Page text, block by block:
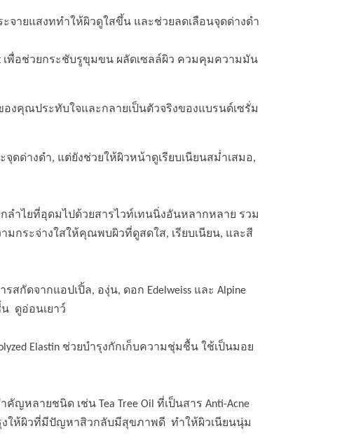
จายแสงททำให้ผิวดูใสขึ้น และช่วยลดเลือนจุดด่างดำ
เพื่อช่วยกระชับรูขุมขน ผลัดเซลล์ผิว ควมคุมความมัน
คุณประทับใจและกลายเป็นตัวจริงของแบรนด์เซรั่ม
ด่างดำ, แต่ยังช่วยให้ผิวหน้าดูเรียบเนียนสม่ำเสมอ,
ลำไยที่อุดมไปด้วยสารไวท์เทนนิ่งอันหลากหลาย รวม
มกระจ่างใสให้คุณพบผิวที่ดูสดใส, เรียบเนียน, และสี
ดจากแอปเปิ้ล, องุ่น, ดอก Edelweiss และ Alpine
น ดูอ่อนเยาว์
Elastin ช่วยบำรุงกักเก็บความชุ่มชื้น ใช้เป็นมอย
ลายชนิด เช่น Tea Tree Oil ที่เป็นสาร Anti-Acne
งให้ผิวที่มีปัญหาสิวกลับมีสุขภาพดี ทำให้ผิวเนียนนุ่ม